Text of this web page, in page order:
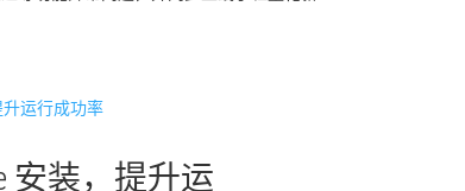
安装，提升运